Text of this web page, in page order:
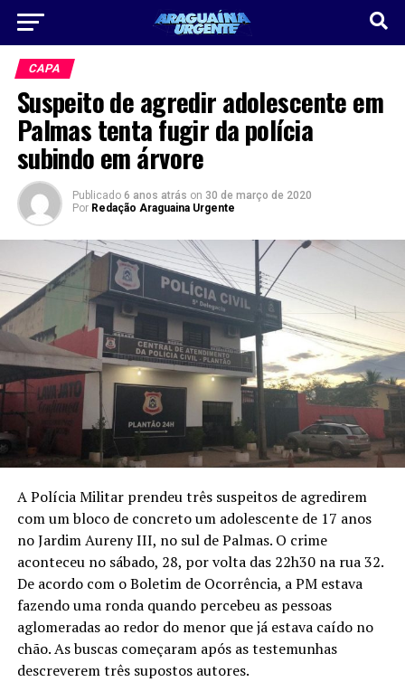
CAPA
Suspeito de agredir adolescente em
Palmas tenta fugir da polícia
subindo em árvore
Publicado 6 anos atrás on 30 de março de 2020
Por Redação Araguaina Urgente
A Polícia Militar prendeu três suspeitos de agredirem
com um bloco de concreto um adolescente de 17 anos
no Jardim Aureny III, no sul de Palmas. O crime
aconteceu no sábado, 28, por volta das 22h30 na rua 32.
De acordo com o Boletim de Ocorrência, a PM estava
fazendo uma ronda quando percebeu as pessoas
aglomeradas ao redor do menor que já estava caído no
chão. As buscas começaram após as testemunhas
descreverem três supostos autores.